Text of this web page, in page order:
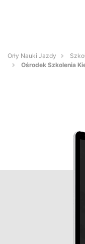
Orły Nauki Jazdy
Ośrodek Szkolenia